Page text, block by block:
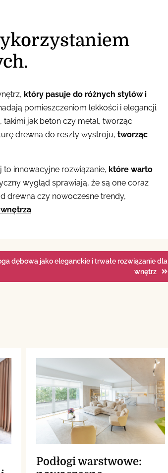
który pasuje do różnych stylów i
pomieszczeniom lekkości i elegancji.
takimi jak beton czy metal, tworząc
drewna do reszty wystroju, tworząc
innowacyjne rozwiązanie, które warto
wygląd sprawiają, że są one coraz
drewna czy nowoczesne trendy,
.
dębowa jako eleganckie i trwałe rozwiązanie dla
wnętrz
Podłogi warstwowe: